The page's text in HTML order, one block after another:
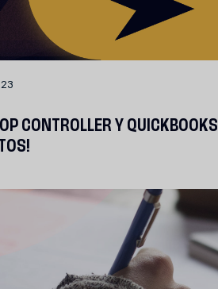
CONTROLLER Y QUICKBOOKS